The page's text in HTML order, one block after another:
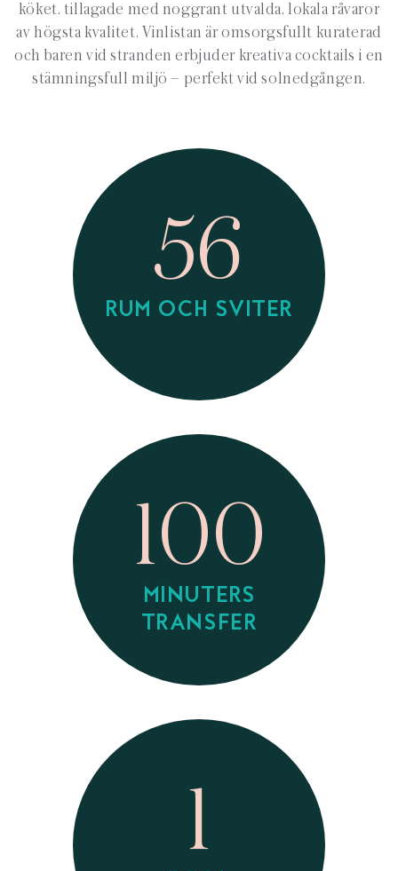
köket, tillagade med noggrant utvalda, lokala råvaror
av högsta kvalitet. Vinlistan är omsorgsfullt kuraterad
och baren vid stranden erbjuder kreativa cocktails i en
stämningsfull miljö – perfekt vid solnedgången.
56
RUM OCH SVITER
100
MINUTERS
TRANSFER
1